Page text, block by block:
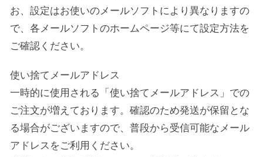
お、設定はお使いのメールソフトにより異なりますの
で、各メールソフトのホームページ等にて設定方法を
ご確認ください。
使い捨てメールアドレス
一時的に使用される「使い捨てメールアドレス」での
ご注文が増えております。確認のため発送が保留とな
る場合がございますので、普段から受信可能なメール
アドレスをご利用ください。